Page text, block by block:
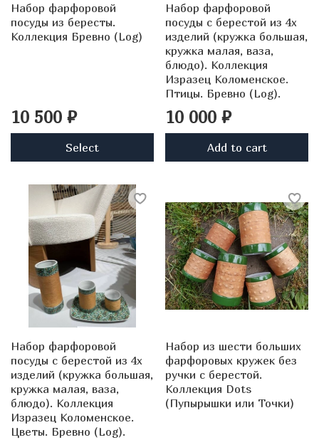
Набор фарфоровой
посуды из бересты.
Коллекция Бревно (Log)
10 500 ₽
Select
Набор фарфоровой
посуды с берестой из 4х
изделий (кружка большая,
кружка малая, ваза,
блюдо). Коллекция
Изразец Коломенское.
Птицы. Бревно (Log).
10 000 ₽
Add to cart
Набор фарфоровой
посуды с берестой из 4х
изделий (кружка большая,
кружка малая, ваза,
блюдо). Коллекция
Изразец Коломенское.
Цветы. Бревно (Log).
Набор из шести больших
фарфоровых кружек без
ручки с берестой.
Коллекция Dots
(Пупырышки или Точки)